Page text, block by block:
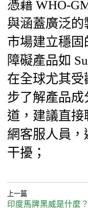
憑藉
與涵蓋廣泛的
市場建立穩
障礙產品如
在全球尤其
步了解產品
道，建議直接
網客服人員
干擾；
上一篇
印度馬牌黑威是什麼？